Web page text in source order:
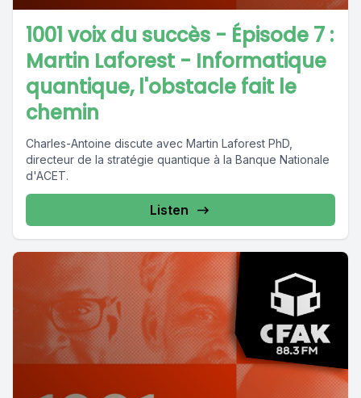
1001 voix du succès - Épisode 7 :
Martin Laforest - Informatique
quantique, l'obstacle fait le
chemin
Charles-Antoine discute avec Martin Laforest PhD,
directeur de la stratégie quantique à la Banque Nationale
d'ACET.
Listen